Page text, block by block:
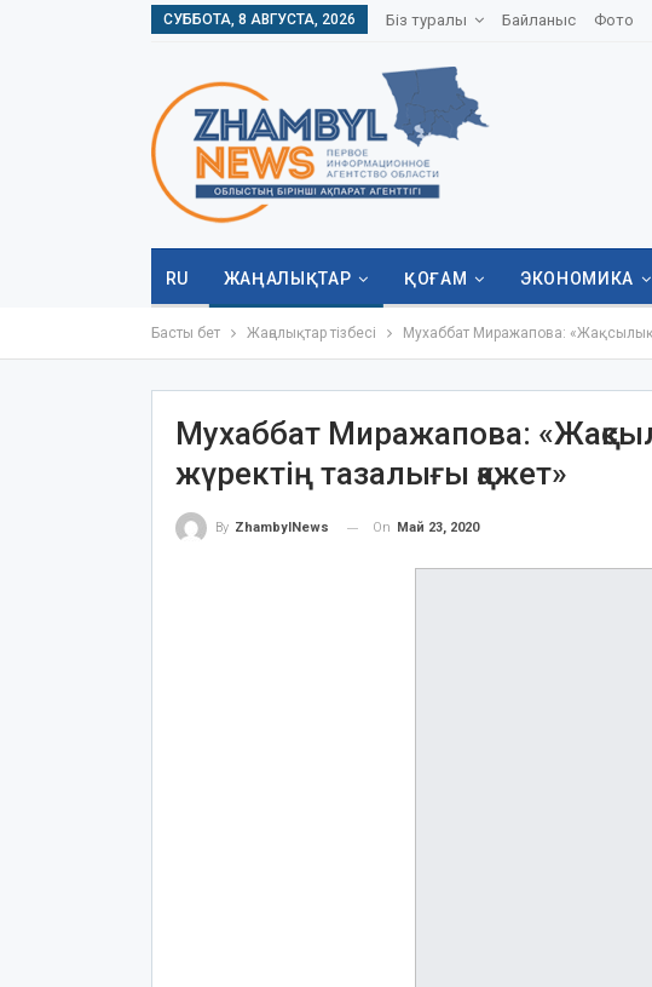
СУББОТА, 8 АВГУСТА, 2026 Біз туралы Байланыс Фото
RU ЖАҢАЛЫҚТАР ҚОҒАМ ЭКОНОМИКА
Басты бет Жаңалықтар тізбесі Мухаббат Миражапова: «Жақсылық
Мухаббат Миражапова:
жүректің тазалығы қажет»
By ZhambylNews On Май 23, 2020